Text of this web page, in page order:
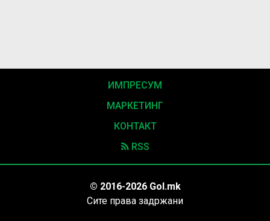
ИМПРЕСУМ
МАРКЕТИНГ
КОНТАКТ
RSS
© 2016-2026 Gol.mk
Сите права задржани